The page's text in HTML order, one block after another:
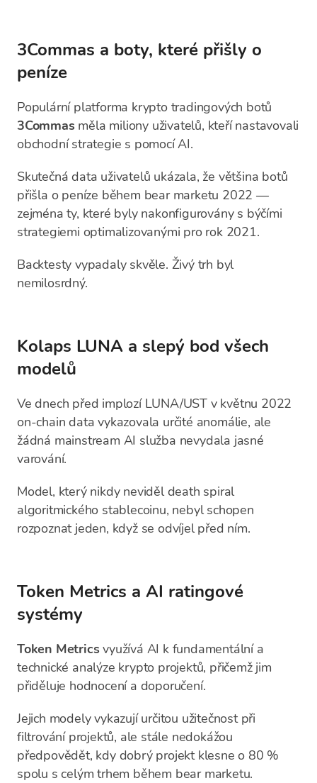
3Commas a boty, které přišly o
peníze
Populární platforma krypto tradingových botů
3Commas měla miliony uživatelů, kteří nastavovali
obchodní strategie s pomocí AI.
Skutečná data uživatelů ukázala, že většina botů
přišla o peníze během bear marketu 2022 —
zejména ty, které byly nakonfigurovány s býčími
strategiemi optimalizovanými pro rok 2021.
Backtesty vypadaly skvěle. Živý trh byl
nemilosrdný.
Kolaps LUNA a slepý bod všech
modelů
Ve dnech před implozí LUNA/UST v květnu 2022
on-chain data vykazovala určité anomálie, ale
žádná mainstream AI služba nevydala jasné
varování.
Model, který nikdy neviděl death spiral
algoritmického stablecoinu, nebyl schopen
rozpoznat jeden, když se odvíjel před ním.
Token Metrics a AI ratingové
systémy
Token Metrics využívá AI k fundamentální a
technické analýze krypto projektů, přičemž jim
přiděluje hodnocení a doporučení.
Jejich modely vykazují určitou užitečnost při
filtrování projektů, ale stále nedokážou
předpovědět, kdy dobrý projekt klesne o 80 %
spolu s celým trhem během bear marketu.